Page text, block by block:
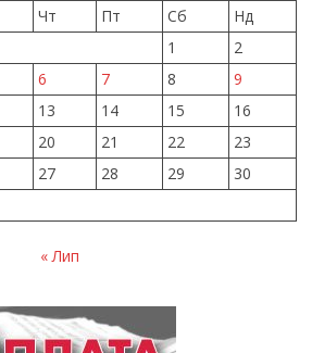
Чт Пт Сб
Нд
1
2
6 7 8
9
13 14 15
16
20 21 22
23
27 28 29
30
« Лип